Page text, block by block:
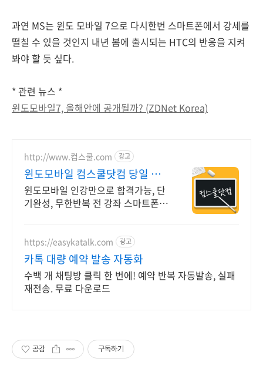
과연 MS는 윈도 모바일 7으로 다시한번 스마트폰에서 강세를
떨칠 수 있을 것인지 내년 봄에 출시되는 HTC의 반응을 지켜
봐야 할 듯 싶다.
* 관련 뉴스 *
윈도모바일7, 올해안에 공개될까? (ZDNet Korea)
http://www.컴스쿨.com 광고
윈도모바일 컴스쿨닷컴 당일 신
청&결제시 기프티콘!
윈도모바일 인강만으로 합격가능, 단
기완성, 무한반복 전 강좌 스마트폰
https://easykatalk.com 광고
카톡 대량 예약 발송 자동화
수백 개 채팅방 클릭 한 번에! 예약 반복 자동발송, 실패
재전송. 무료 다운로드
공감 구독하기